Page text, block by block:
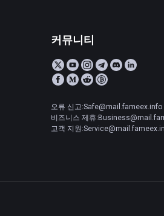
커뮤니티
오류 신고:Safe@mail.fameex.info
비즈니스 제휴
고객 지원